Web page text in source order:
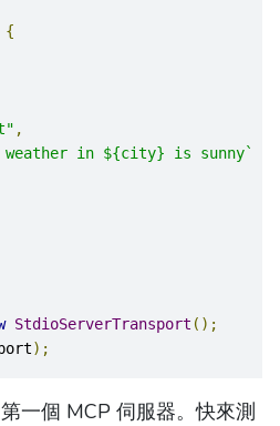
{
,
weather in ${city} is sunny`
StdioServerTransport ();
);
一個 MCP 伺服器。快來測